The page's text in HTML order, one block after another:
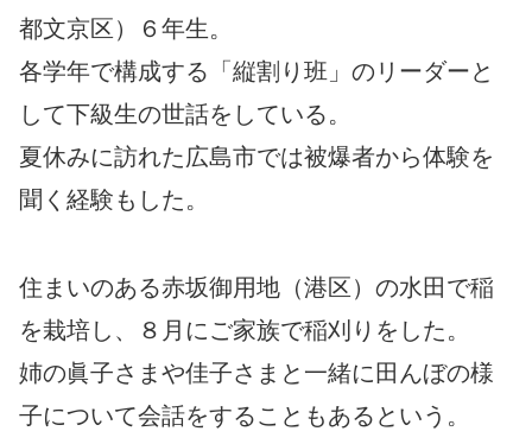
都文京区）６年生。
各学年で構成する「縦割り班」のリーダーと
して下級生の世話をしている。
夏休みに訪れた広島市では被爆者から体験を
聞く経験もした。
住まいのある赤坂御用地（港区）の水田で稲
を栽培し、８月にご家族で稲刈りをした。
姉の眞子さまや佳子さまと一緒に田んぼの様
子について会話をすることもあるという。